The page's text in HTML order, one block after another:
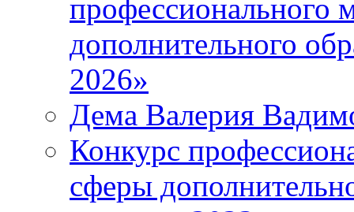
профессионального
дополнительного
2026»
Дема Валерия
Конкурс
сферы